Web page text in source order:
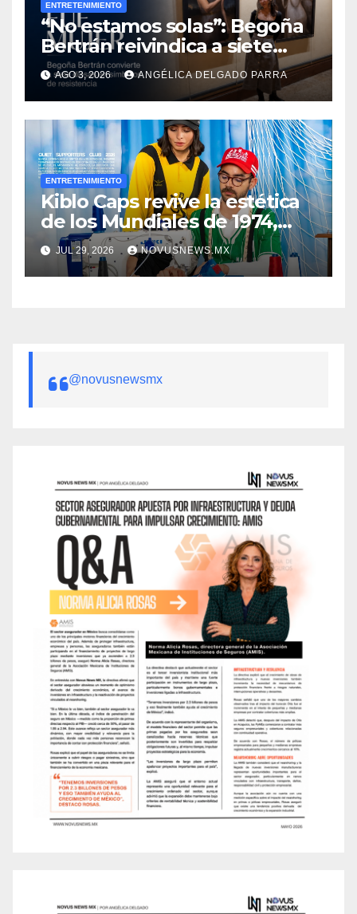
ENTRETENIMIENTO
“No estamos solas”: Begoña
Bertrán reivindica a siete
diosas en “Cuando Dios fue
mujer”
AGO 3, 2026 ANGÉLICA DELGADO PARRA
ENTRETENIMIENTO
Kiblo Caps revive la estética
de los Mundiales de 1974,
1986, 1990 y 1998
JUL 29, 2026 NOVUSNEWS.MX
@novusnewsmx